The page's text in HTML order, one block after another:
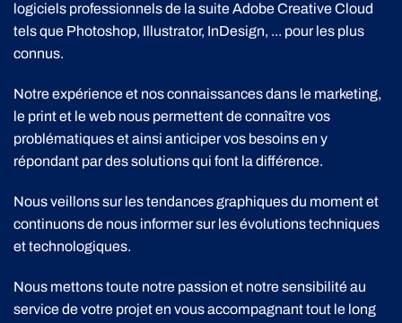
logiciels professionnels de la suite Adobe Creative Cloud
tels que Photoshop, Illustrator, InDesign, ... pour les plus
connus.
Notre expérience et nos connaissances dans le marketing,
le print et le web nous permettent de connaître vos
problématiques et ainsi anticiper vos besoins en y
répondant par des solutions qui font la différence.
Nous veillons sur les tendances graphiques du moment et
continuons de nous informer sur les évolutions techniques
et technologiques.
Nous mettons toute notre passion et notre sensibilité au
service de votre projet en vous accompagnant tout le long